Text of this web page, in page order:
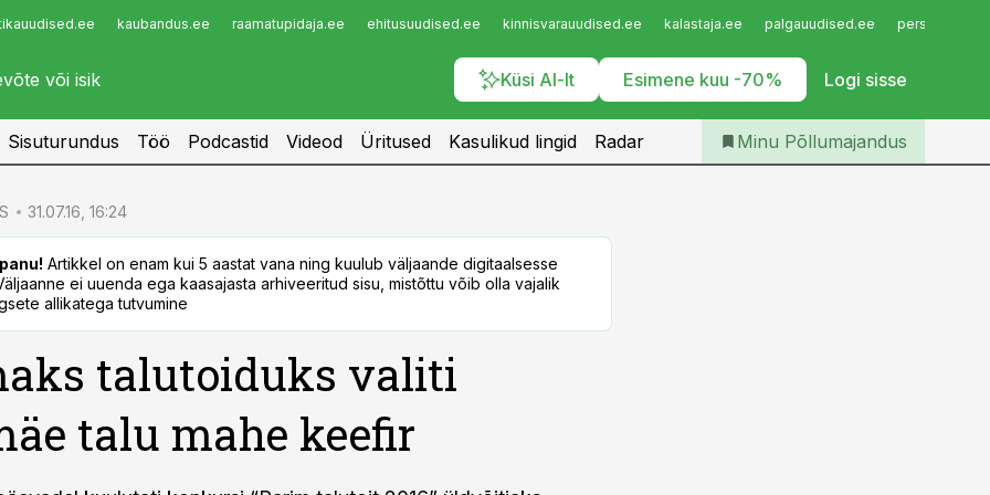
kaubandus.ee raamatupidaja.ee ehitusuudised.ee kinnisvarauudised.ee kalastaja.ee palgauudised.ee
Küsi AI-lt Esimene kuu -70% Logi sisse
Infopank
Iseteenindus
Telli Põllumajandus
Sisuturundus Töö Podcastid Videod Üritused Kasulikud lingid Radar Minu Põllumajandus
31.07.16, 16:24
Artikkel on enam kui 5 aastat vana ning kuulub väljaande digitaalsesse
ei uuenda ega kaasajasta arhiveeritud sisu, mistõttu võib olla vajalik
allikatega tutvumine
talutoiduks valiti
talu mahe keefir